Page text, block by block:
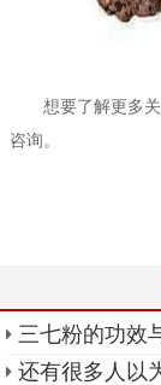
想要了解更多
咨询。
三七粉的功效
还有很多人以